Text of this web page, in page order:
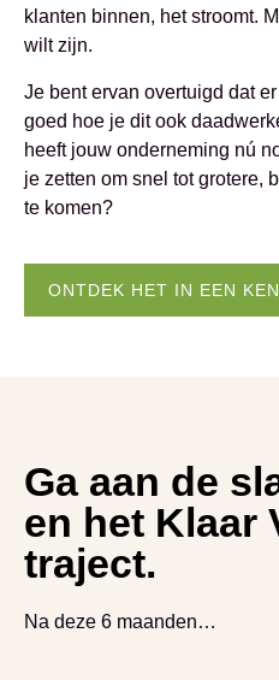
klanten binnen, het stroomt.
wilt zijn.
Je bent ervan overtuigd dat
goed hoe je dit ook
heeft jouw onderneming nú
je zetten om snel tot grotere,
te komen?
ONTDEK HET IN EEN
Ga aan de
en het Klaar
traject.
Na deze 6 maanden…